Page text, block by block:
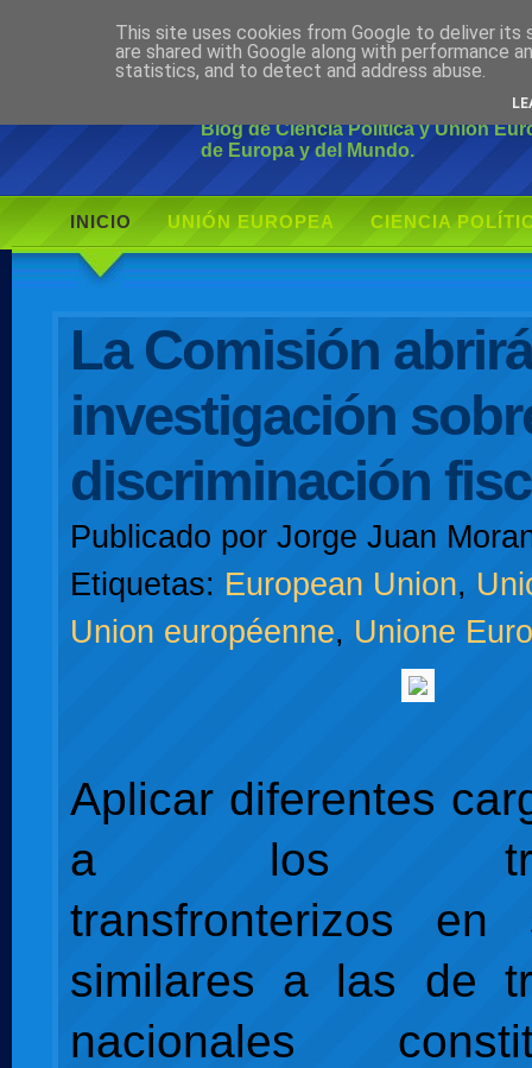
Ciudadano
Blog de Ciencia Política y Unión
de Europa y del Mundo.
INICIO UNIÓN EUROPEA CIENCIA
La Comisión
investigación
discriminación
Publicado por Jorge Juan
Etiquetas: European Union,
Union européenne, Unione
Aplicar diferentes
a los
transfronterizos en
similares a las de
nacionales
This site uses cookies from Google to deliver its
are shared with Google along with performance
statistics, and to detect and address abuse.